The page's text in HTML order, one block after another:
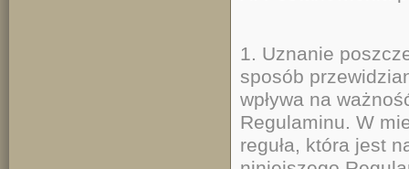
1. Uznanie
sposób
wpływa na
Regulaminu. W
reguła, która jest